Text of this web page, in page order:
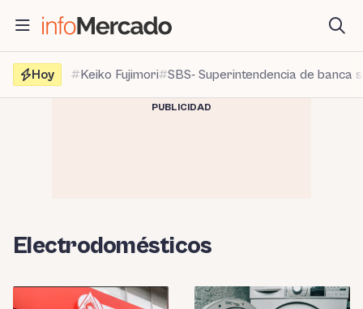
contenido
Hoy
Keiko Fujimori SBS- Superintendencia de banca
PUBLICIDAD
Electrodomésticos